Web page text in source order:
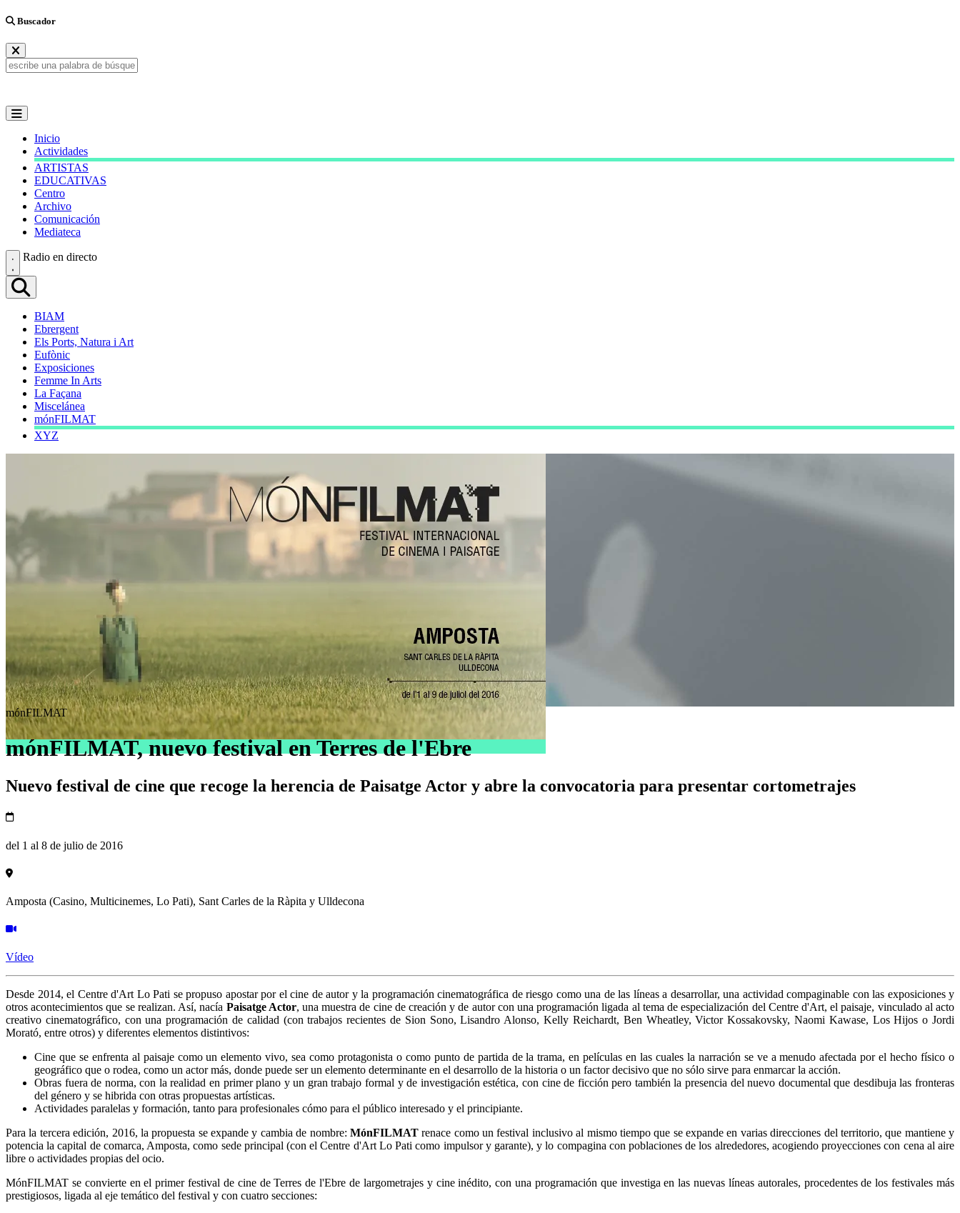
Buscador
Inicio
Actividades
ARTISTAS
EDUCATIVAS
Centro
Archivo
Comunicación
Mediateca
Radio en directo
BIAM
Ebrergent
Els Ports, Natura i Art
Eufònic
Exposiciones
Femme In Arts
La Façana
Miscelánea
mónFILMAT
XYZ
mónFILMAT
mónFILMAT, nuevo festival en Terres de l'Ebre
Nuevo festival de cine que recoge la herencia de Paisatge Actor y abre la convocatoria para presentar cortometrajes
del 1 al 8 de julio de 2016
Amposta (Casino, Multicinemes, Lo Pati), Sant Carles de la Ràpita y Ulldecona
Vídeo
Desde 2014, el Centre d'Art Lo Pati se propuso apostar por el cine de autor y la programación cinematográfica de riesgo como una de las líneas a desarrollar, una actividad compaginable con las exposiciones y
otros acontecimientos que se realizan. Así, nacía Paisatge Actor, una muestra de cine de creación y de autor con una programación ligada al tema de especialización del Centre d'Art, el paisaje, vinculado al acto
creativo cinematográfico, con una programación de calidad (con trabajos recientes de Sion Sono, Lisandro Alonso, Kelly Reichardt, Ben Wheatley, Victor Kossakovsky, Naomi Kawase, Los Hijos o Jordi
Morató, entre otros) y diferentes elementos distintivos:
Cine que se enfrenta al paisaje como un elemento vivo, sea como protagonista o como punto de partida de la trama, en películas en las cuales la narración se ve a menudo afectada por el hecho físico o
geográfico que o rodea, como un actor más, donde puede ser un elemento determinante en el desarrollo de la historia o un factor decisivo que no sólo sirve para enmarcar la acción.
Obras fuera de norma, con la realidad en primer plano y un gran trabajo formal y de investigación estética, con cine de ficción pero también la presencia del nuevo documental que desdibuja las fronteras
del género y se hibrida con otras propuestas artísticas.
Actividades paralelas y formación, tanto para profesionales cómo para el público interesado y el principiante.
Para la tercera edición, 2016, la propuesta se expande y cambia de nombre: MónFILMATrenace como un festival inclusivo al mismo tiempo que se expande en varias direcciones del territorio, que mantiene y
potencia la capital de comarca, Amposta, como sede principal (con el Centre d'Art Lo Pati como impulsor y garante), y lo compagina con poblaciones de los alrededores, acogiendo proyecciones con cena al aire
libre o actividades propias del ocio.
MónFILMAT se convierte en el primer festival de cine de Terres de l'Ebre de largometrajes y cine inédito, con una programación que investiga en las nuevas líneas autorales, procedentes de los festivales más
prestigiosos, ligada al eje temático del festival y con cuatro secciones: